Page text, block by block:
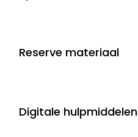
Reserve materiaal
Digitale hulpmiddelen